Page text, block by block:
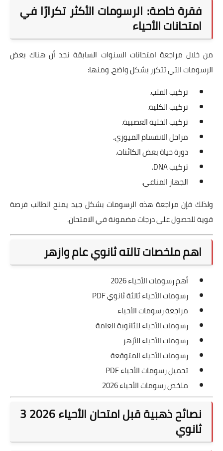
فقرة خاصة: الرسومات الأكثر تكرارًا في
امتحانات الأحياء
من خلال مراجعة امتحانات السنوات السابقة نجد أن هناك بعض
الرسومات التي تتكرر بشكل واضح، ومنها:
تركيب القلب.
تركيب الكلية.
تركيب الخلية العصبية.
مراحل الانقسام الميوزي.
دورة حياة بعض الكائنات.
تركيب DNA.
الجهاز المناعي.
ولذلك فإن مراجعة هذه الرسومات بشكل جيد يمنح الطالب فرصة
قوية للحصول على درجات مضمونة في الامتحان.
اهم ملخصات تالته ثانوي عام وازهر
أهم رسومات الأحياء 2026
رسومات الأحياء ثالثة ثانوي PDF
مراجعة رسومات الأحياء
رسومات الأحياء للثانوية العامة
رسومات الأحياء للأزهر
رسومات الأحياء المتوقعة
تحميل رسومات الأحياء PDF
ملخص رسومات الأحياء 2026
نصائح ذهبية قبل امتحان الأحياء 2026 3
ثانوي